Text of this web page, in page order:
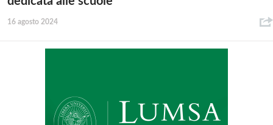
16 agosto 2024